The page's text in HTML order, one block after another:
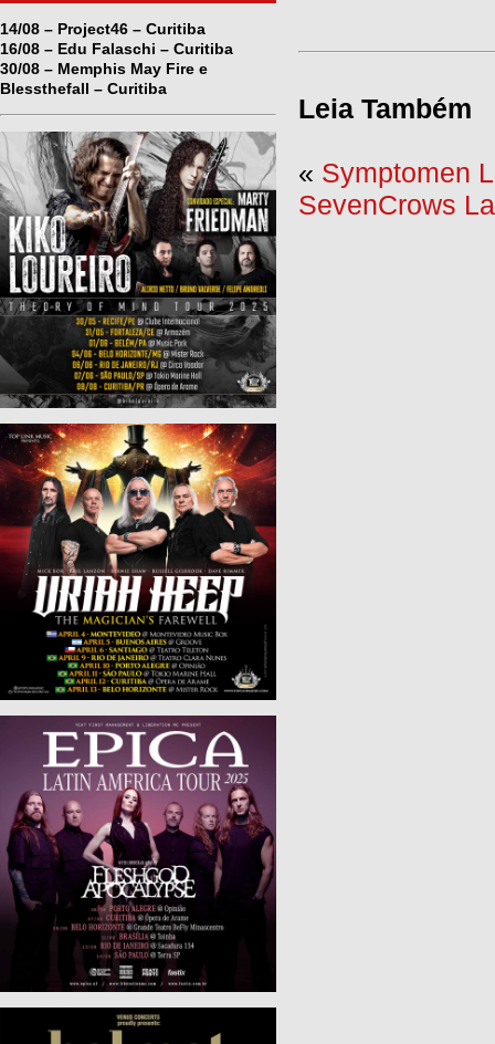
14/08 – Project46 – Curitiba
16/08 – Edu Falaschi – Curitiba
30/08 – Memphis May Fire e
Blessthefall – Curitiba
Leia Também
« Symptomen
SevenCrows